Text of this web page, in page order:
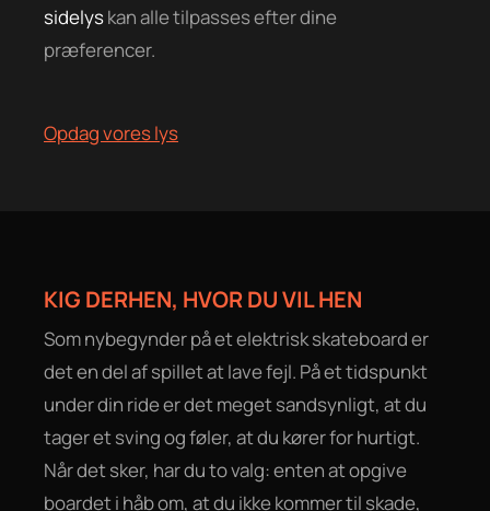
sidelyskan alle tilpasses efter dine
præferencer.
Opdag vores lys
KIG DERHEN, HVOR DU VIL HEN
Som nybegynder på et elektrisk skateboard er
det en del af spillet at lave fejl. På et tidspunkt
under din ride er det meget sandsynligt, at du
tager et sving og føler, at du kører for hurtigt.
Når det sker, har du to valg: enten at opgive
boardet i håb om, at du ikke kommer til skade,